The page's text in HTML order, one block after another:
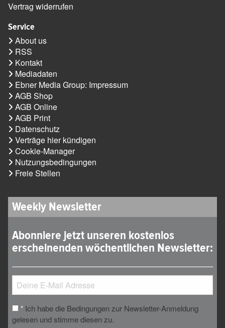
Vertrag widerrufen
Service
About us
RSS
Kontakt
Mediadaten
Ebner Media Group: Impressum
AGB Shop
AGB Online
AGB Print
Datenschutz
Verträge hier kündigen
Cookie-Manager
Nutzungsbedingungen
Freie Stellen
Weekly Newsletter
Abonniere jetzt unseren kostenlos
erscheinenden wöchentlichen Newsletter:
* Ich habe die Bedingungen zur Newsletter-Anmeldung
gelesen und stimme diesen zu.